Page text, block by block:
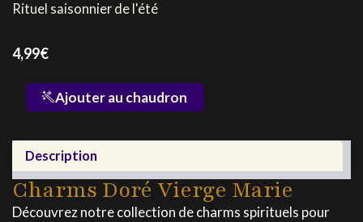
Rituel saisonnier de l'été
4,99€
quantité
Doré
Vierge
Marie
Ajouter au chaudron
Description
Charms Doré Vierge Marie
Découvrez notre collection de charms spirituels pour